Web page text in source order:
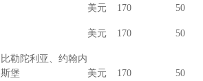
美元 170 50
美元 170 50
比勒陀利亚、约翰内
斯堡
美元 170 50